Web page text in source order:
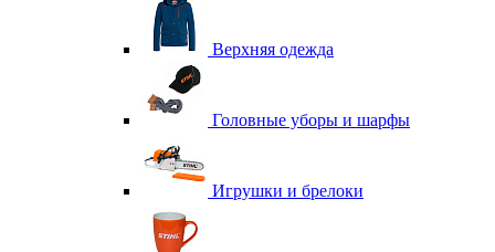
Верхняя одежда
Головные уборы и шарфы
Игрушки и брелоки